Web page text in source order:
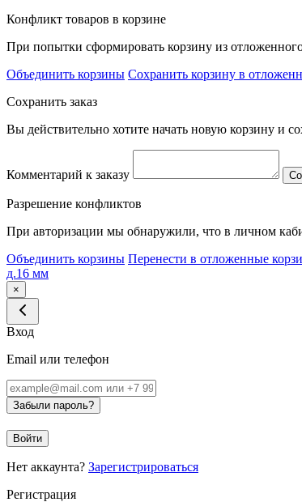
Конфликт товаров в корзине
При попытки сформировать корзину из
Объединить корзины Сохранить корзину в
Сохранить заказ
Вы действительно хотите начать новую корзину и
Комментарий к заказу
Разрешение конфликтов
При авторизации мы обнаружили, что в личном
Объединить корзины Перенести в отложенные
д.16 мм
×
Вход
Email или телефон
Забыли пароль?
Войти
Нет аккаунта? Зарегистрироваться
Регистрация